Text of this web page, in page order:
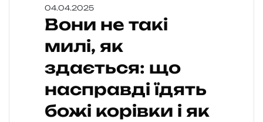
04.04.2025
Вони не такі
милі, як
здається: що
насправді їдять
божі корівки і як